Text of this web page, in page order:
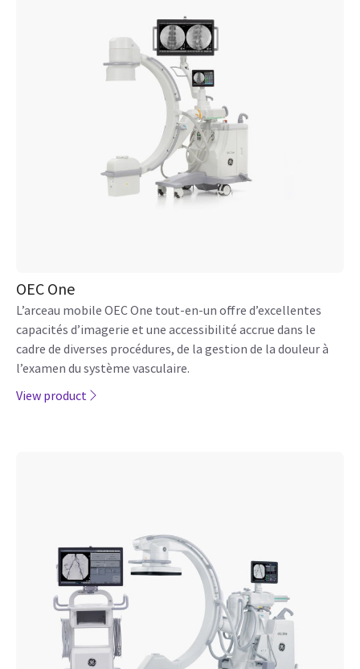
OEC One
L’arceau mobile OEC One tout-en-un offre d’excellentes
capacités d’imagerie et une accessibilité accrue dans le
cadre de diverses procédures, de la gestion de la douleur à
l’examen du système vasculaire.
View product